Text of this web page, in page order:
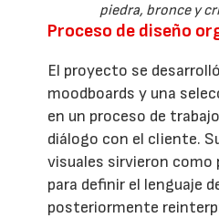
piedra, bronce y
Proceso de diseño
El proyecto se
moodboards y una
en un proceso de
diálogo con el cliente.
visuales sirvieron como
para definir el lenguaje
posteriormente